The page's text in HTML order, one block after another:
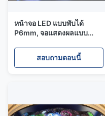
หน้าจอ LED แบบพับได้
P6mm, จอแสดงผลแบบ
ในร่ม
สอบถามตอนนี้